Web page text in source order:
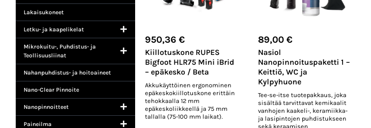
Lakaisukoneet
Letku- ja kaapelikelat
Mikrokuitu-, Puhdistus- ja
Teollisuusliinat
Nahanpuhdistus- ja hoitoaineet
Nano-Clear Pinnoite
Nanopinnoitteet
Paineilma
950,36 €
Kiillotuskone RUPES
Bigfoot HLR75 Mini iBrid
– epäkesko / Beta
Akkukäyttöinen ergonominen
epäkeskokiillotuskone erittäin
tehokkaalla 12 mm
epäkeskoliikkeellä ja 75 mm
tallalla (75-100 mm laikat).
89,00€
Nasiol
Nanopinnoituspaketti 1 –
Keittiö, WC ja
Kylpyhuone
Tee-se-itse tuotepakkaus, joka
sisältää tarvittavat kemikaalit
vanhojen kaakeli-, keramiikka-
ja lasipintojen puhdistukseen
sekä keraamisen